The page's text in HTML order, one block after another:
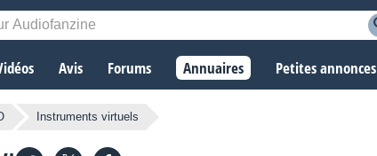
Avis Forums Annuaires Petites annonces
Instruments virtuels